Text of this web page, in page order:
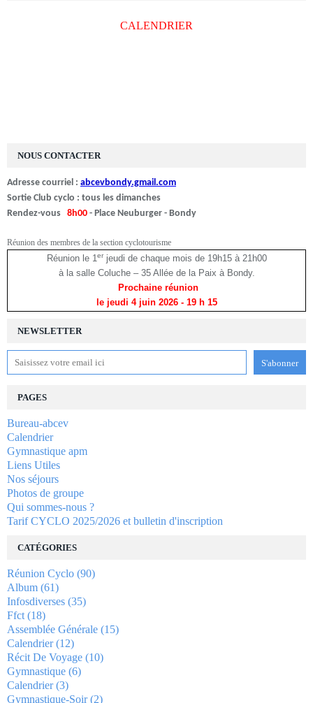
NEWSLETTER
PAGES
Bureau-abcev
Calendrier
Gymnastique apm
Liens Utiles
Nos séjours
Photos de groupe
Qui sommes-nous ?
Tarif CYCLO 2025/2026 et bulletin d'inscription
CATÉGORIES
Réunion Cyclo (90)
Album (61)
Infosdiverses (35)
Ffct (18)
Assemblée Générale (15)
Calendrier(12)
Récit De Voyage (10)
Gymnastique (6)
Calendrier(3)
Gymnastique-Soir(2)
CALENDRIER
NOUS CONTACTER
Adresse courriel : abcevbondy.gmail.com
Sortie Club cyclo : tous les dimanches
Rendez-vous 8h00 - Place Neuburger - Bondy
Réunion des membres de la section cyclotourisme
Réunion le 1erjeudi de chaque mois de 19h15 à 21h00
à la salle Coluche – 35 Allée de la Paix à Bondy.
Prochaine réunion
le jeudi 4 juin 2026 - 19 h 15